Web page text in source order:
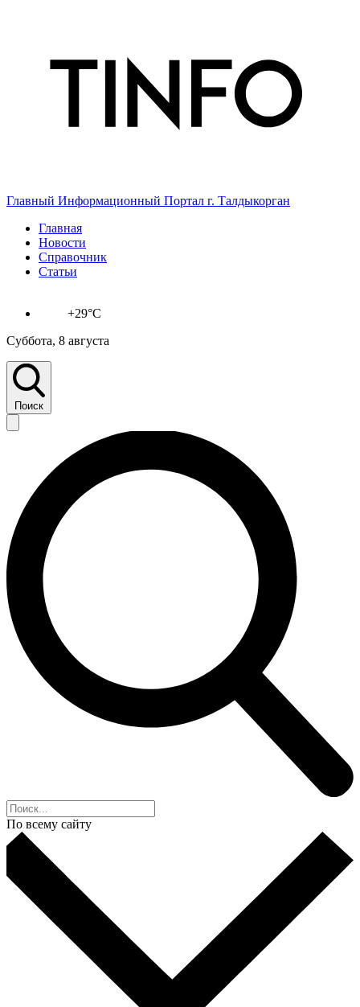
Главный Информационный Портал г. Талдыкорган
Главная
Новости
Справочник
Статьи
+29°C
Суббота, 8 августа
Поиск
По всему сайту